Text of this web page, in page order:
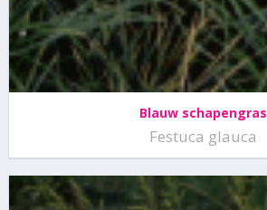
Blauw schapengras
Festuca glauca